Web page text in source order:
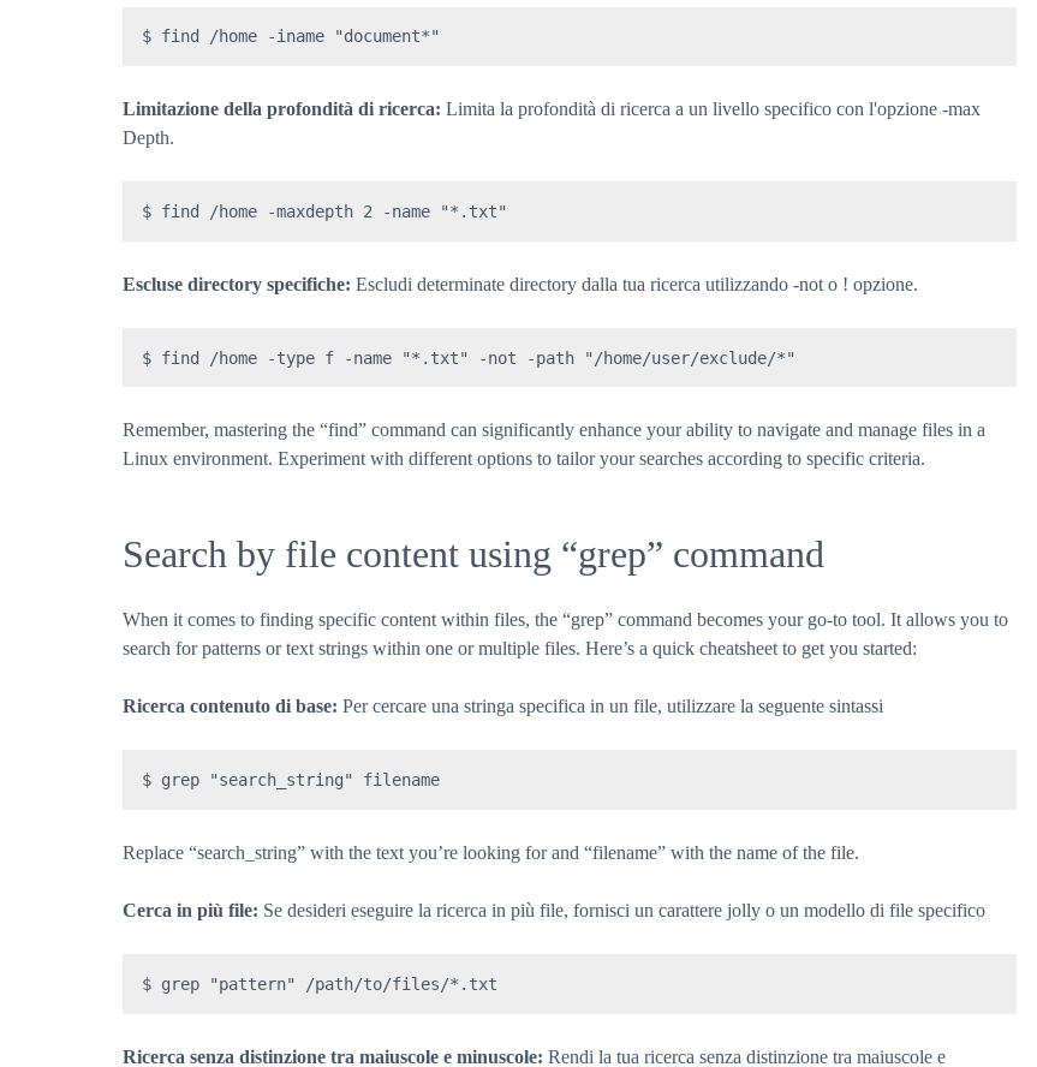
$ find /home -iname "document*"
Limitazione della profondità di ricerca: Limita la profondità di ricerca a un livello specifico con l'opzione -max
Depth.
$ find /home -maxdepth 2 -name "*.txt"
Escluse directory specifiche: Escludi determinate directory dalla tua ricerca utilizzando -not o ! opzione.
$ find /home -type f -name "*.txt" -not -path "/home/user/exclude/*"
Remember, mastering the “find” command can significantly enhance your ability to navigate and manage files in a
Linux environment. Experiment with different options to tailor your searches according to specific criteria.
Search by file content using “grep” command
When it comes to finding specific content within files, the “grep” command becomes your go-to tool. It allows you to
search for patterns or text strings within one or multiple files. Here’s a quick cheatsheet to get you started:
Ricerca contenuto di base: Per cercare una stringa specifica in un file, utilizzare la seguente sintassi
$ grep "search_string" filename
Replace “search_string” with the text you’re looking for and “filename” with the name of the file.
Cerca in più file: Se desideri eseguire la ricerca in più file, fornisci un carattere jolly o un modello di file specifico
$ grep "pattern" /path/to/files/*.txt
Ricerca senza distinzione tra maiuscole e minuscole: Rendi la tua ricerca senza distinzione tra maiuscole e